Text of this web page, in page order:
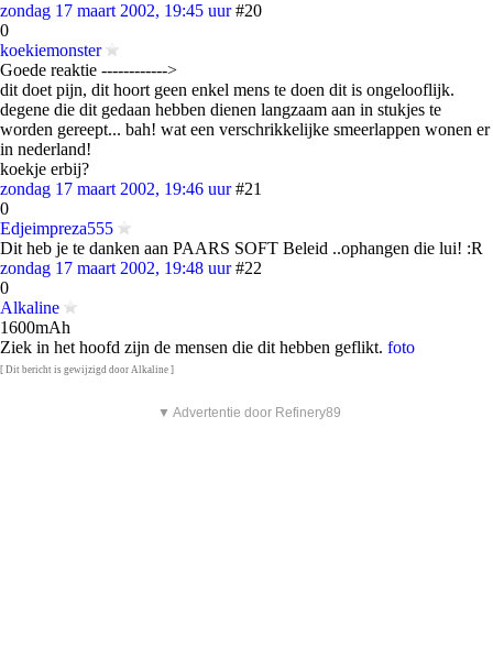
zondag 17 maart 2002, 19:45 uur #20
0
koekiemonster
Goede reaktie ------------>
dit doet pijn, dit hoort geen enkel mens te doen dit is ongelooflijk.
degene die dit gedaan hebben dienen langzaam aan in stukjes te
worden gereept... bah! wat een verschrikkelijke smeerlappen wonen er
in nederland!
koekje erbij?
zondag 17 maart 2002, 19:46 uur #21
0
Edjeimpreza555
Dit heb je te danken aan PAARS SOFT Beleid ..ophangen die lui! :R
zondag 17 maart 2002, 19:48 uur #22
0
Alkaline
1600mAh
Ziek in het hoofd zijn de mensen die dit hebben geflikt. foto
[ Dit bericht is gewijzigd door Alkaline ]
▼ Advertentie door Refinery89